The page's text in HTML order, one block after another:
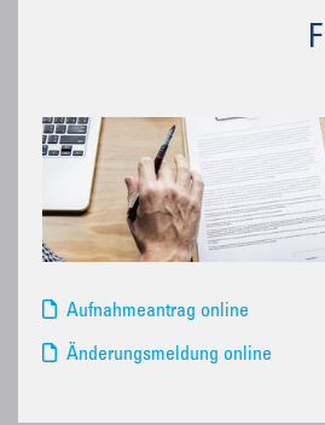
Aufnahmeantrag online
Änderungsmeldung online